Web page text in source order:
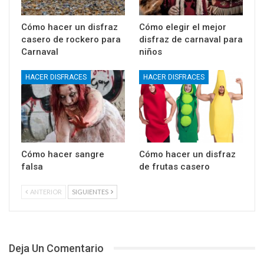
Cómo hacer un disfraz
casero de rockero para
Carnaval
Cómo elegir el mejor
disfraz de carnaval para
niños
HACER DISFRACES
Cómo hacer sangre
falsa
HACER DISFRACES
Cómo hacer un disfraz
de frutas casero
ANTERIOR SIGUIENTES
Deja Un Comentario